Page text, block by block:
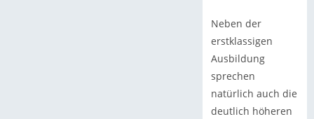
Neben der
erstklassigen
Ausbildung
sprechen
natürlich auch die
deutlich höheren